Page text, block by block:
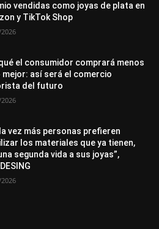
vendidas como joyas de plata en
y TikTok Shop
el consumidor comprará menos
mejor: así será el comercio
del futuro
vez más personas prefieren
los materiales que ya tienen,
segunda vida a sus joyas”,